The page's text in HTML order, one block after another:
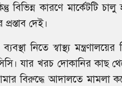
বিভিন্ন কারণে মার্কেটটি
দেই।
নিতে স্বাস্থ্য
যার খরচ দোকানির কাছ
বিরুদ্ধে আদালতে মামলা